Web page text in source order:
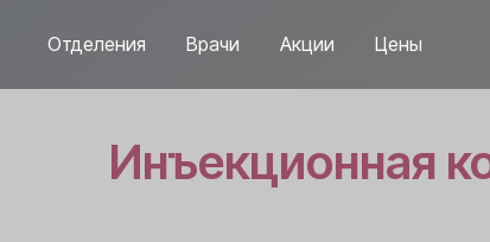
Отделения Врачи Акции Цены
Инъекционная